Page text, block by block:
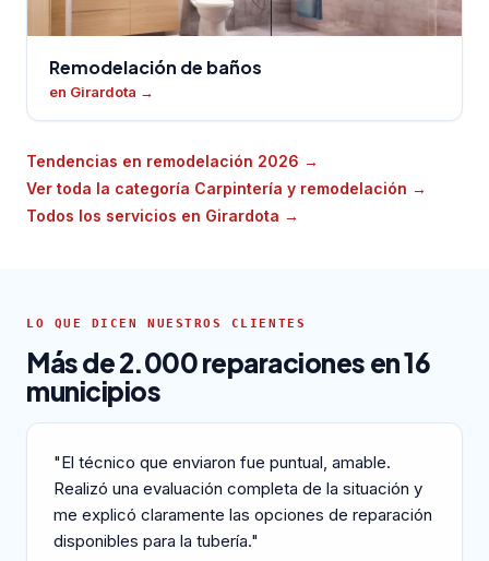
Remodelación de baños
en Girardota →
Tendencias en remodelación 2026 →
Ver toda la categoría Carpintería y remodelación →
Todos los servicios en Girardota →
LO QUE DICEN NUESTROS CLIENTES
Más de 2.000 reparaciones en 16
municipios
"El técnico que enviaron fue puntual, amable.
Realizó una evaluación completa de la situación y
me explicó claramente las opciones de reparación
disponibles para la tubería."